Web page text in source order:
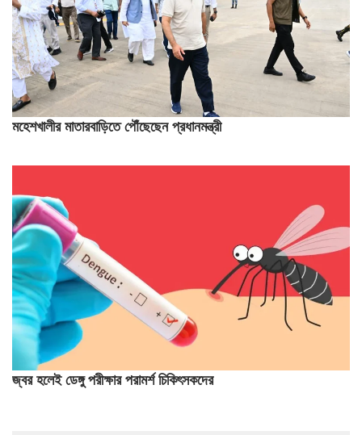
মহেশখালীর মাতারবাড়িতে পৌঁছেছেন প্রধানমন্ত্রী
জ্বর হলেই ডেঙ্গু পরীক্ষার পরামর্শ চিকিৎসকদের